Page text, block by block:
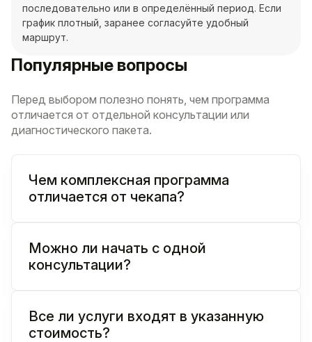
последовательно или в определённый период. Если
график плотный, заранее согласуйте удобный
маршрут.
Популярные вопросы
Перед выбором полезно понять, чем программа
отличается от отдельной консультации или
диагностического пакета.
Чем комплексная программа
отличается от чекапа?
Можно ли начать с одной
консультации?
Все ли услуги входят в указанную
стоимость?